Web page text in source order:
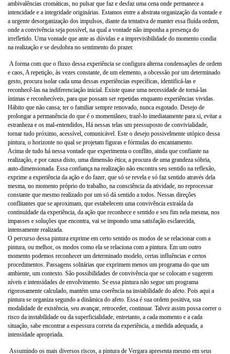
ambivalências cromáticas, no pulsar que faz e desfaz uma cena onde permanece a
intencidade e a integridade originárias. Estamos entre a abstrata organização da vontade e
a urgente desorganização dos impulsos, diante da tentativa de manter essa fluída ordem,
onde a convivência seja possível, na qual a vontade não imponha a presença do
irrefletido. Uma vontade que ante as dúvidas e a imprevisibilidade do momento condia
na realização e se desdobra no sentimento do prazer.
A forma com que o fluxo dessa experiência se configura alterna condensações de ordem
e caos, A repetição, às vezes constante, de um elemento, a obcessão por um determinado
gesto, procura isolar cada uma dessas experiências específicas, identificá-las e
reconhecê-las na indiferenciação inicial. Existe quase uma necessidade de torná-las
íntimas e reconhecíveis, para que possam ser repetidas enquanto experiências vividas.
Hábito que não cansa; ter o familiar sempre renovado, nunca esgotado. Desejo de
prolongar a permanência do que é o momentâneo, trazê-lo imediatamente para si, evitar a
estranheza e os mal-entendidos, Há nessas telas um pressuposto de convivialidade,
tornar tudo próximo, acessível, comunicável. Este o desejo possivelmente utópico dessa
pintura, o horizonte no qual se projetam figuras e fórmulas do encantamento.
Acima de tudo há nessa vontade que experimenta o conflito, ainda que confiante na
realização, e por causa disto, uma dimensão ética; a procura de uma grandeza sóbria,
auto-dimensionada. Essa confiança na realização não encontra seu sentido na reflexão,
exprime a experiência da ação e do fazer, que só se revela e só faz sentido através dela
mesma, no momento próprio do trabalho, na consciência da atividade, no reprocessar
constante que mesmo realizado por um só dá sentido a todos. Nessas direções
conflitantes que se aproximam, que estabelecem uma convivência extraída da
continuidade da experiência, da ação que reconhece e sentido e seu fim nela mesma, nos
impasses e soluções que encontra, vai se impondo uma satisfação esclarecida,
intensamente realizada.
O percurso dessa pintura exprime em certo sentido os modos de se relacionar com a
pintura, ou melhor, os modos como ela se relaciona com a pintura. Em um outro
momento podemos reconhecer um determinado modelo, certas influências e certos
procedimentos. Passagens solitárias que exprimem menos um programa do que um
ambiente, um contexto. São possibilidades de convivência que se colocam e sugerem
níveis e intensidades de envolvimento. Se essa pintura não segue um programa
rigorosamente calculado, mantém uma coerência na instabilidade do afeto. Pois aqui a
pintura se organiza segundo a dinâmica do afeto. Essa é sua ordem positiva, sua
modalidade de existência, seu avançar, retroceder, continuar. Talvez assim possa correr o
risco da instabilidade ou da superficialidade, entretanto, a cada momento e a cada
situação, sabe encontrar a espessura correta da experiência, a medida adequada, a
intensidade apropriada.
Assumindo os mais diversos riscos, a pintura de Vergara apresenta mesmo em seus